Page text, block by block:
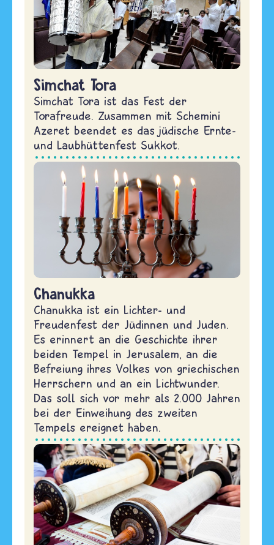
Simchat Tora
Simchat Tora ist das Fest der
Torafreude. Zusammen mit Schemini
Azeret beendet es das jüdische Ernte-
und Laubhüttenfest Sukkot.
Chanukka
Chanukka ist ein Lichter- und
Freudenfest der Jüdinnen und Juden.
Es erinnert an die Geschichte ihrer
beiden Tempel in Jerusalem, an die
Befreiung ihres Volkes von griechischen
Herrschern und an ein Lichtwunder.
Das soll sich vor mehr als 2.000 Jahren
bei der Einweihung des zweiten
Tempels ereignet haben.